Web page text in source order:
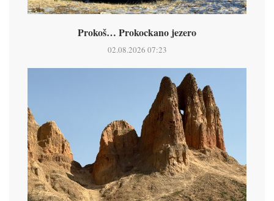
Prokoš… Prokockano jezero
02.08.2026 07:23